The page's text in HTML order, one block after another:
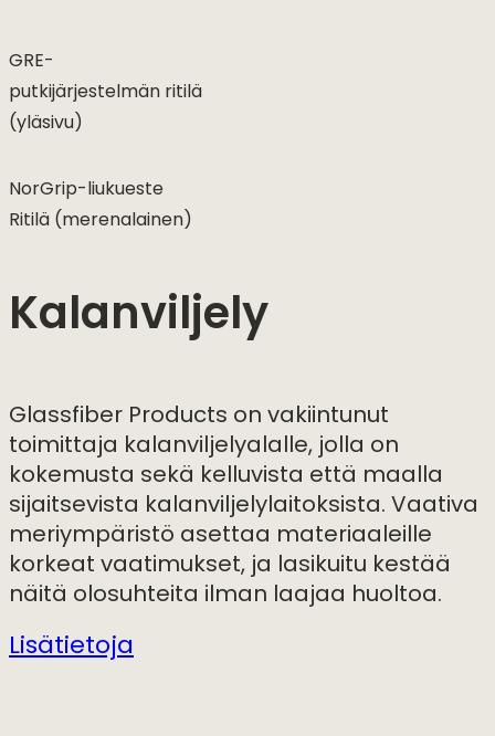
GRE-
putkijärjestelmän ritilä
(yläsivu)
NorGrip-liukueste
Ritilä (merenalainen)
Kalanviljely
Glassfiber Products on vakiintunut
toimittaja kalanviljelyalalle, jolla on
kokemusta sekä kelluvista että maalla
sijaitsevista kalanviljelylaitoksista. Vaativa
meriympäristö asettaa materiaaleille
korkeat vaatimukset, ja lasikuitu kestää
näitä olosuhteita ilman laajaa huoltoa.
Lisätietoja